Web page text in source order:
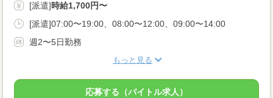
[派遣]時給1,700円〜
[派遣]07:00〜19:00、08:00〜12:00、09:00〜14:00
週2〜5日勤務
もっと見る
応募する（バイトル求人）